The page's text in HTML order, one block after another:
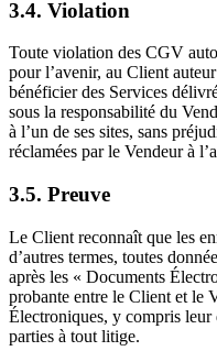
3.4. Violation
Toute violation des CGV
pour l’avenir, au Client
bénéficier des Services
sous la responsabilité du
à l’un de ses sites, sans
réclamées par le Vendeur à
3.5. Preuve
Le Client reconnaît que les
d’autres termes, toutes
après les « Documents
probante entre le Client et le
Électroniques, y compris leur
parties à tout litige.